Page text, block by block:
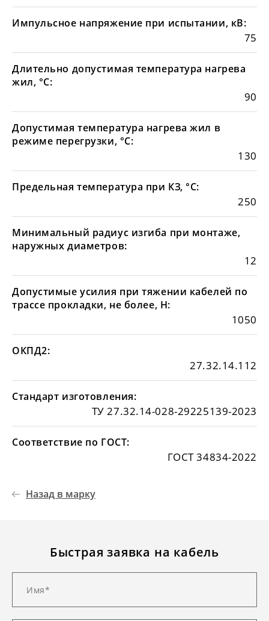
Импульсное напряжение при испытании, кВ:
75
Длительно допустимая температура нагрева
жил, °С:
90
Допустимая температура нагрева жил в
режиме перегрузки, °С:
130
Предельная температура при КЗ, °С:
250
Минимальный радиус изгиба при монтаже,
наружных диаметров:
12
Допустимые усилия при тяжении кабелей по
трассе прокладки, не более, Н:
1050
ОКПД2:
27.32.14.112
Стандарт изготовления:
ТУ 27.32.14-028-29225139-2023
Соответствие по ГОСТ:
ГОСТ 34834-2022
Назад в марку
Быстрая заявка на кабель